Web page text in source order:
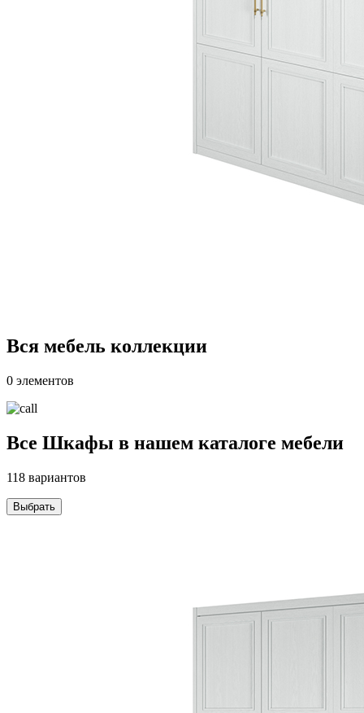
Вся мебель коллекции
0 элементов
Все Шкафы в нашем каталоге мебели
118 вариантов
Выбрать